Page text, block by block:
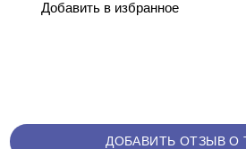
Добавить в избранное
ДОБАВИТЬ ОТЗЫВ О